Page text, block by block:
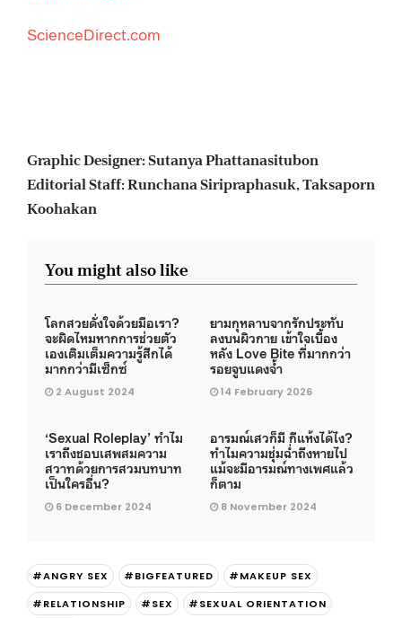
ScienceDirect.com
Graphic Designer: Sutanya Phattanasitubon
Editorial Staff: Runchana Siripraphasuk, Taksaporn
Koohakan
You might also like
โลกสวยดั่งใจด้วยมือเรา?
จะผิดไหมหากการช่วยตัว
เองเติมเต็มความรู้สึกได้
มากกว่ามีเซ็กซ์
2 August 2024
ยามกุหลาบจากรักประทับ
ลงบนผิวกาย เข้าใจเบื้อง
หลัง Love Bite ที่มากกว่า
รอยจูบแดงจ้ำ
14 February 2026
‘Sexual Roleplay’ ทำไม
เราถึงชอบเสพสมความ
สวาทด้วยการสวมบทบาท
เป็นใครอื่น?
6 December 2024
อารมณ์เสวก็มี กีแห้งได้ไง?
ทำไมความชุ่มฉ่ำถึงหายไป
แม้จะมีอารมณ์ทางเพศแล้ว
ก็ตาม
8 November 2024
#ANGRY SEX #BIGFEATURED
#MAKEUP SEX
#RELATIONSHIP
#SEX
#SEXUAL ORIENTATION